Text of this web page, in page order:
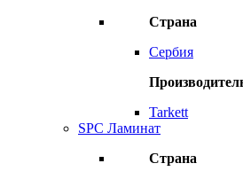
Страна
Сербия
Tarkett
SPC Ламинат
Страна